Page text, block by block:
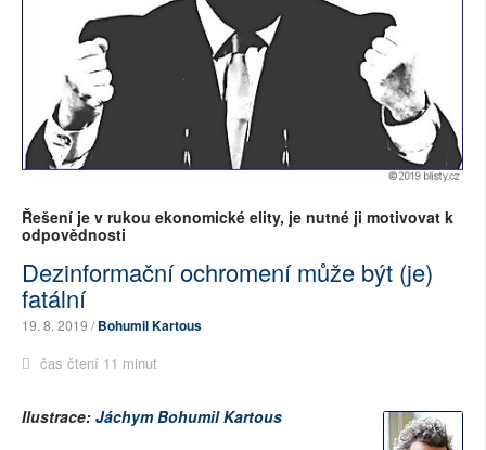
Řešení je v rukou ekonomické elity, je nutné ji motivovat k
odpovědnosti
Dezinformační ochromení může být (je)
fatální
19. 8. 2019 /Bohumil Kartous
čas čtení 11 minut
Ilustrace: Jáchym Bohumil Kartous